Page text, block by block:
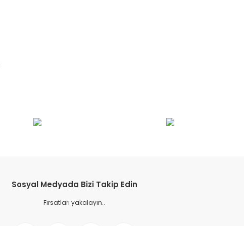
Sosyal Medyada Bizi Takip Edin
Fırsatları yakalayın..